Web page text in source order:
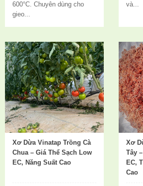
600°C. Chuyên dùng cho
gieo...
và...
Xơ Dừa Vinatap Trồng Cà
Chua – Giá Thể Sạch Low
EC, Năng Suất Cao
Xơ
Tây
EC,
Cao